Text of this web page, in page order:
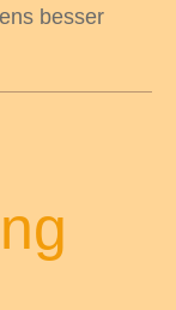
besser